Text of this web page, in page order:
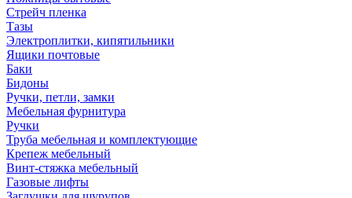
Стрейч пленка
Тазы
Электроплитки, кипятильники
Ящики почтовые
Баки
Бидоны
Ручки, петли, замки
Мебельная фурнитура
Ручки
Труба мебельная и комплектующие
Крепеж мебельный
Винт-стяжка мебельный
Газовые лифты